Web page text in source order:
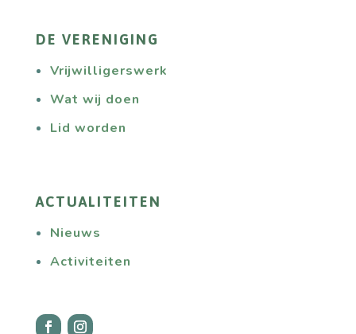
DE VERENIGING
Vrijwilligerswerk
Wat wij doen
Lid worden
ACTUALITEITEN
Nieuws
Activiteiten